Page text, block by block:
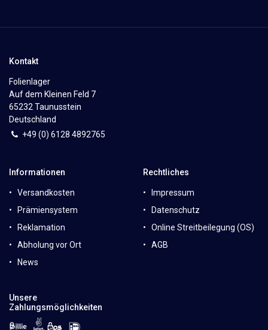
Kontakt
Folienlager
Auf dem Kleinen Feld 7
65232 Taunusstein
Deutschland
+49 (0) 6128 4892765
Informationen
Versandkosten
Prämiensystem
Reklamation
Abholung vor Ort
News
Rechtliches
Impressum
Datenschutz
Online Streitbeilegung (OS)
AGB
Unsere
Zahlungsmöglichkeiten